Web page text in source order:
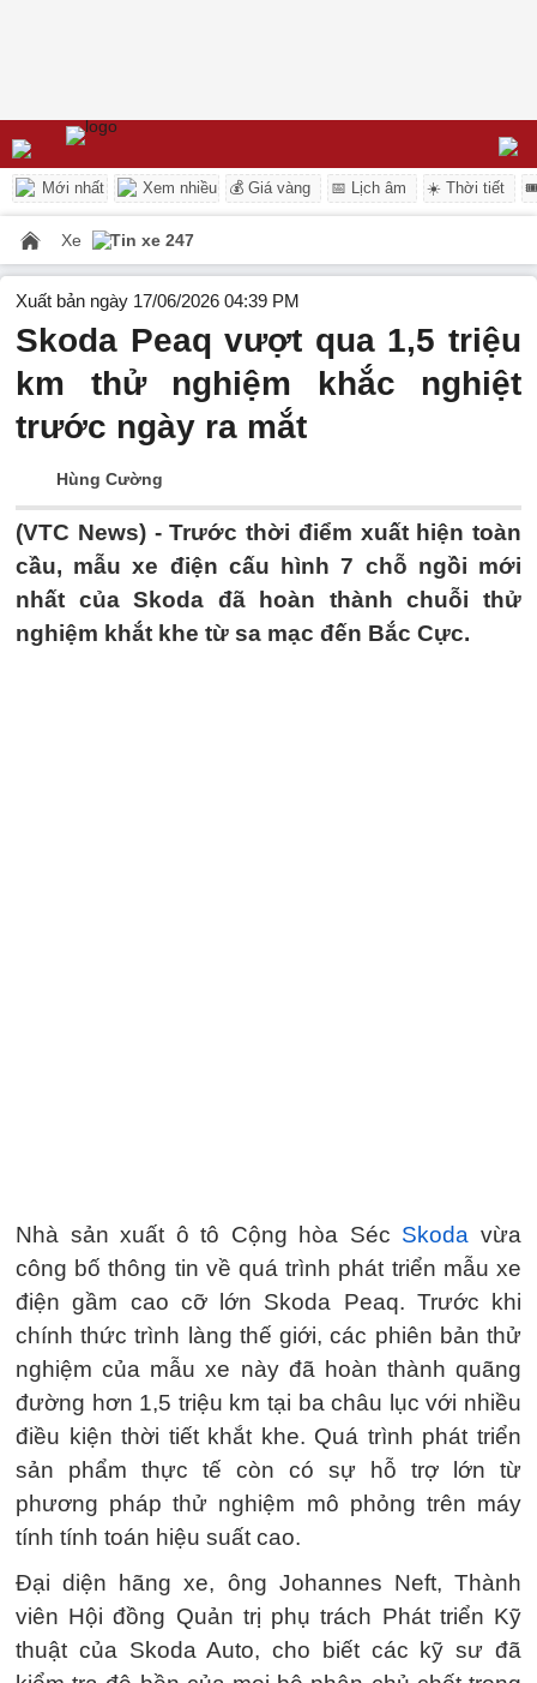
Mới nhất Xem nhiều 💰 Giá vàng 📅 Lịch âm ☀️ Thời tiết
Xe Tin xe 247
Xuất bản ngày 17/06/2026 04:39 PM
Skoda Peaq vượt qua 1,5 triệu
km thử nghiệm khắc nghiệt
trước ngày ra mắt
Hùng Cường
(VTC News) -Trước thời điểm xuất hiện toàn
cầu, mẫu xe điện cấu hình 7 chỗ ngồi mới
nhất của Skoda đã hoàn thành chuỗi thử
nghiệm khắt khe từ sa mạc đến Bắc Cực.
Nhà sản xuất ô tô Cộng hòa Séc Skoda vừa
công bố thông tin về quá trình phát triển mẫu xe
điện gầm cao cỡ lớn Skoda Peaq. Trước khi
chính thức trình làng thế giới, các phiên bản thử
nghiệm của mẫu xe này đã hoàn thành quãng
đường hơn 1,5 triệu km tại ba châu lục với nhiều
điều kiện thời tiết khắt khe. Quá trình phát triển
sản phẩm thực tế còn có sự hỗ trợ lớn từ
phương pháp thử nghiệm mô phỏng trên máy
tính tính toán hiệu suất cao.
Đại diện hãng xe, ông Johannes Neft, Thành
viên Hội đồng Quản trị phụ trách Phát triển Kỹ
thuật của Skoda Auto, cho biết các kỹ sư đã